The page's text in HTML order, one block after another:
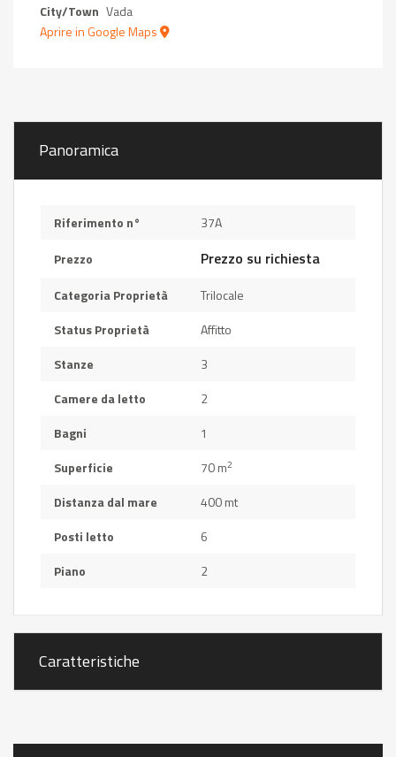
City/Town Vada
Aprire in Google Maps
Panoramica
Riferimento n°
37A
Prezzo
Prezzo su richiesta
Categoria Proprietà
Trilocale
Status Proprietà
Affitto
Stanze
3
Camere da letto
2
Bagni
1
Superficie
70 m2
Distanza dal mare
400 mt
Posti letto
6
Piano
2
Caratteristiche